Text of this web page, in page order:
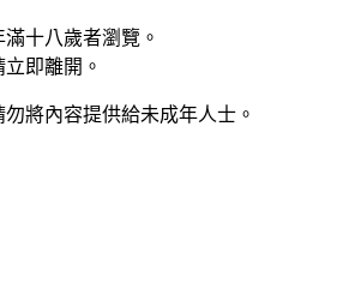
十八歲者瀏覽。
即離開。
將內容提供給未成年人士。